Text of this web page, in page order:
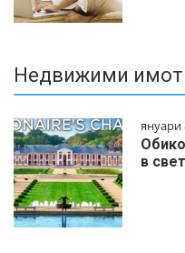
Недвижими
януари
в